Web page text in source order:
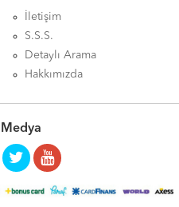
İletişim
S.S.S.
Detaylı Arama
Hakkımızda